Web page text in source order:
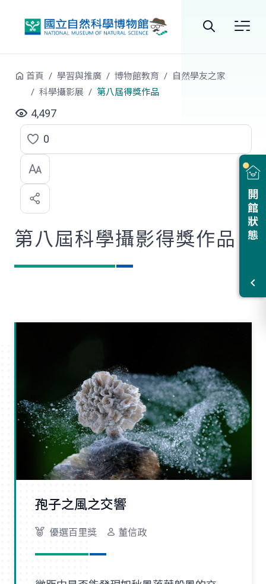
站
開館狀態
首頁 學習與推廣 博物館教育
自然學友之家
科學攝影展
第八屆得獎作品
4,497
點
選
喜
歡
0
第八屆科學攝影得獎作品
孢子之風之交響
優選百里獎 董信政